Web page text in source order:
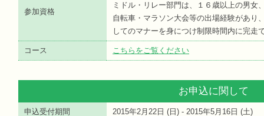
参加資格
ミドル・リレー部門は、１６歳以上の男女
自転車・マラソン大会等の出場経験があり
してのマナーを身につけ制限時間内に完走
コース こちらをご覧ください
お申込に関して
申込受付期間 2015年2月22日 ( 日 ) - 2015年5月16日 (土)